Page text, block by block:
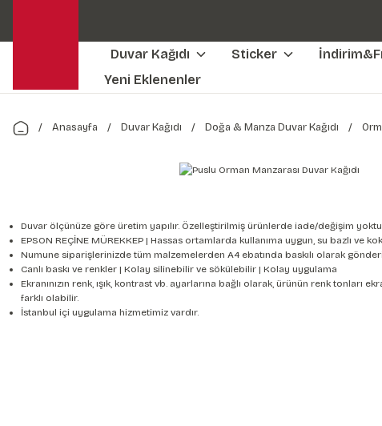
Duvar Kağıdı Sticker
Yeni Eklenenler
Anasayfa Duvar Kağıdı Doğa & Manza Duvar Kağıdı
Duvar ölçünüze göre üretim yapılır. Özelleştirilmiş ürünlerde iade/değişim
EPSON REÇİNE MÜREKKEP | Hassas ortamlarda kullanıma uygun, su bazlı ve
Numune siparişlerinizde tüm malzemelerden A4 ebatında baskılı olarak
Canlı baskı ve renkler | Kolay silinebilir ve sökülebilir | Kolay uygulama
Ekranınızın renk, ışık, kontrast vb. ayarlarına bağlı olarak, ürünün renk tonları
farklı olabilir.
İstanbul içi uygulama hizmetimiz vardır.